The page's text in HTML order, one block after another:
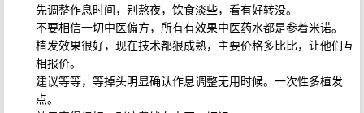
先调整作息时间，别熬夜，饮食淡些，看有好转没。
不要相信一切中医偏方，所有有效果中医药水都是参着米诺。
植发效果很好，现在技术都狠成熟，主要价格多比比，让他们互
相报价。
建议等等，等掉头明显确认作息调整无用时候。一次性多植发
点。